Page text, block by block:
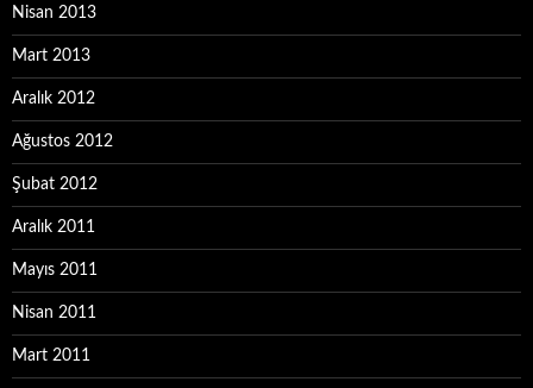
Nisan 2013
Mart 2013
Aralık 2012
Ağustos 2012
Şubat 2012
Aralık 2011
Mayıs 2011
Nisan 2011
Mart 2011